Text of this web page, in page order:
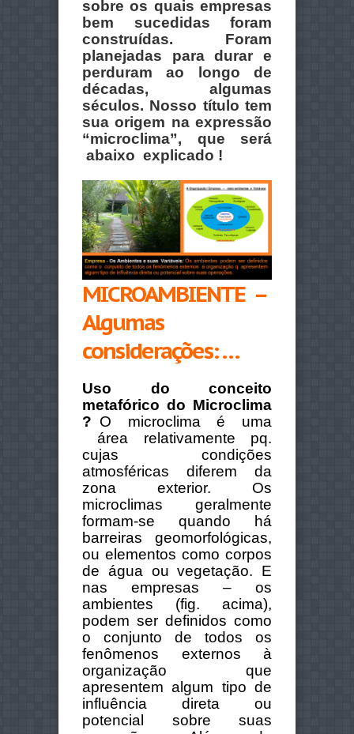
sobre os quais empresas
bem sucedidas foram
construídas. Foram
planejadas para durar e
perduram ao longo de
décadas, algumas
séculos. Nosso título tem
sua origem na expressão
“microclima”, que será
abaixo explicado !
MICROAMBIENTE –
Algumas
considerações: …
Uso do conceito
metafórico do Microclima
? O microclima é uma
área relativamente pq.
cujas condições
atmosféricas diferem da
zona exterior. Os
microclimas geralmente
formam-se quando há
barreiras geomorfológicas,
ou elementos como corpos
de água ou vegetação. E
nas empresas – os
ambientes (fig. acima),
podem ser definidos como
o conjunto de todos os
fenômenos externos à
organização que
apresentem algum tipo de
influência direta ou
potencial sobre suas